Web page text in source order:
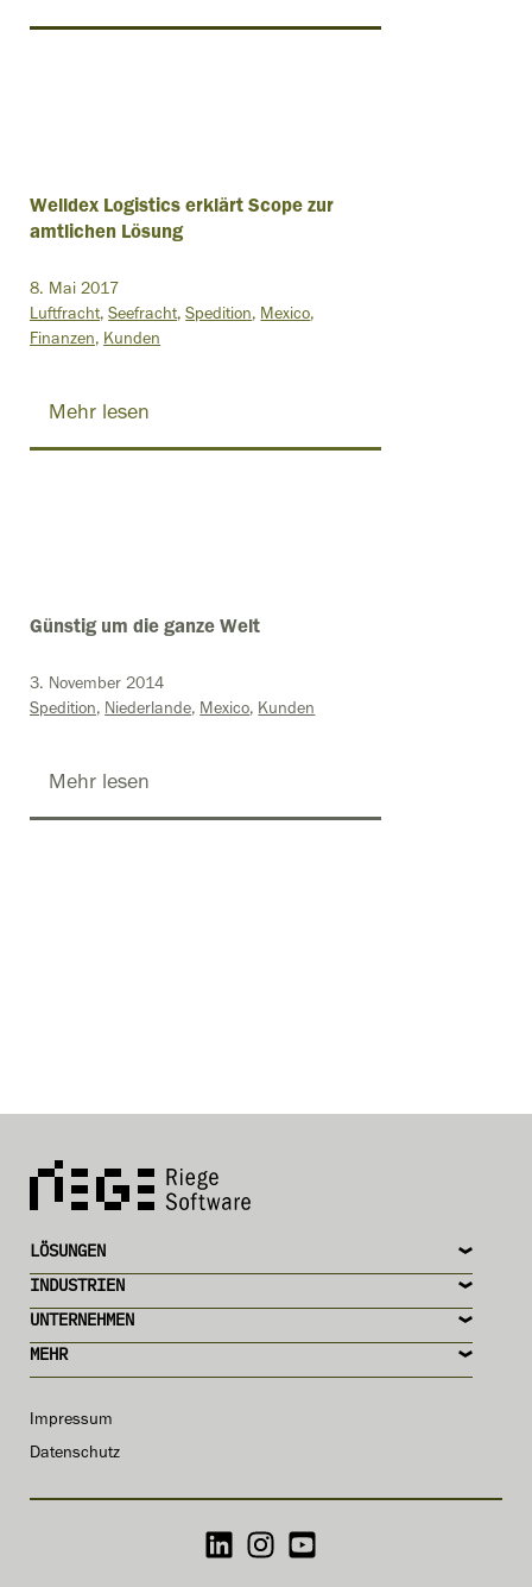
Welldex Logistics erklärt Scope zur
amtlichen Lösung
8. Mai 2017
Luftfracht Seefracht Spedition Mexico
Finanzen Kunden
Mehr lesen
Günstig um die ganze Welt
3. November 2014
Spedition Niederlande Mexico Kunden
Mehr lesen
MEHR
UNTERNEHMEN
INDUSTRIEN
LÖSUNGEN
Impressum
Datenschutz